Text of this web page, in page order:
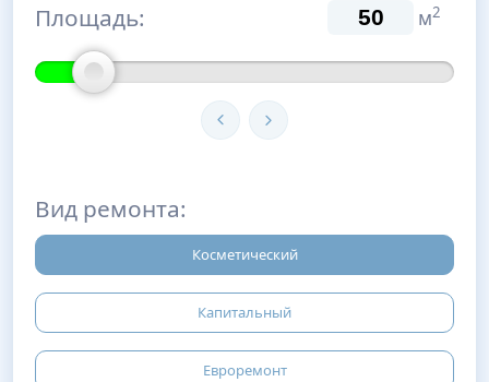
Площадь: м2
Вид ремонта:
Косметический
Капитальный
Евроремонт